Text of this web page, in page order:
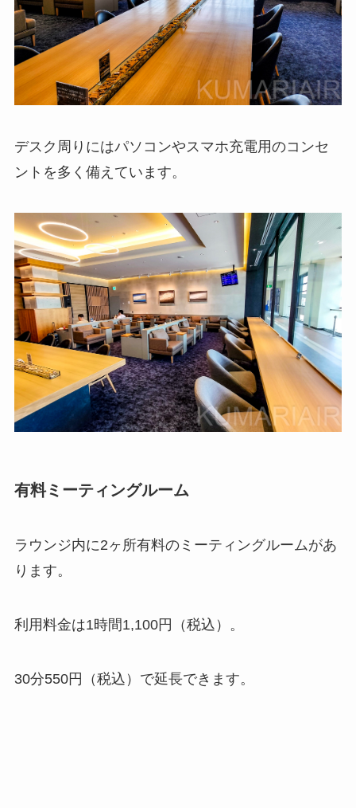
デスク周りにはパソコンやスマホ充電用のコンセ
ントを多く備えています。
有料ミーティングルーム
ラウンジ内に2ヶ所有料のミーティングルームがあ
ります。
利用料金は1時間1,100円（税込）。
30分550円（税込）で延長できます。